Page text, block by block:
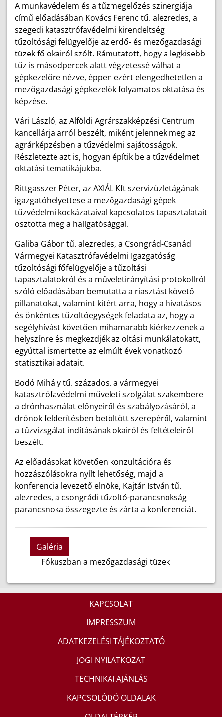
A munkavédelem és a tűzmegelőzés szinergiája
című előadásában Kovács Ferenc tű. alezredes, a
szegedi katasztrófavédelmi kirendeltség
tűzoltósági felügyelője az erdő- és mezőgazdasági
tüzek fő okairól szólt. Rámutatott, hogy a legkisebb
tűz is másodpercek alatt végzetessé válhat a
gépkezelőre nézve, éppen ezért elengedhetetlen a
mezőgazdasági gépkezelők folyamatos oktatása és
képzése.
Vári László, az Alföldi Agrárszakképzési Centrum
kancellárja arról beszélt, miként jelennek meg az
agrárképzésben a tűzvédelmi sajátosságok.
Részletezte azt is, hogyan építik be a tűzvédelmet
oktatási tematikájukba.
Rittgasszer Péter, az AXIÁL Kft szervizüzletágának
igazgatóhelyettese a mezőgazdasági gépek
tűzvédelmi kockázataival kapcsolatos tapasztalatait
osztotta meg a hallgatósággal.
Galiba Gábor tű. alezredes, a Csongrád-Csanád
Vármegyei Katasztrófavédelmi Igazgatóság
tűzoltósági főfelügyelője a tűzoltási
tapasztalatokról és a műveletirányítási protokollról
szóló előadásában bemutatta a riasztást követő
pillanatokat, valamint kitért arra, hogy a hivatásos
és önkéntes tűzoltóegységek feladata az, hogy a
segélyhívást követően mihamarabb kiérkezzenek a
helyszínre és megkezdjék az oltási munkálatokatt,
egyúttal ismertette az elmúlt évek vonatkozó
statisztikai adatait.
Bodó Mihály tű. százados, a vármegyei
katasztrófavédelmi műveleti szolgálat szakembere
a drónhasználat előnyeiről és szabályozásáról, a
drónok felderítésben betöltött szerepéről, valamint
a tűzvizsgálat indításának okairól és feltételeiről
beszélt.
Az előadásokat követően konzultációra és
hozzászólásokra nyílt lehetőség, majd a
konferencia levezető elnöke, Kajtár István tű.
alezredes, a csongrádi tűzoltó-parancsnokság
parancsnoka összegezte és zárta a konferenciát.
Galéria
Fókuszban a mezőgazdasági tüzek
KAPCSOLAT
IMPRESSZUM
ADATKEZELÉSI TÁJÉKOZTATÓ
JOGI NYILATKOZAT
TECHNIKAI AJÁNLÁS
KAPCSOLÓDÓ OLDALAK